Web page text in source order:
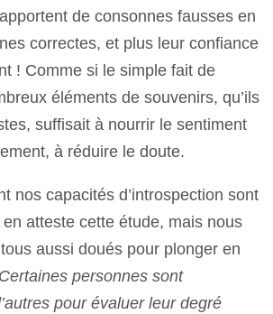
de consonnes fausses en
correctes, et plus leur confiance
! Comme si le simple fait de
éléments de souvenirs, qu’ils
suffisait à nourrir le sentiment
à réduire le doute.
nos capacités d’introspection sont
en atteste cette étude, mais nous
aussi doués pour plonger en
Certaines personnes sont
pour évaluer leur degré